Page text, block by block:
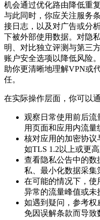
机会通过优化路由降低重
与此同时，你应关注服务
接日志，以及对广告或分
下被外部使用数据。对隐
明、对比独立评测与第三
账户安全选项以降低风险
助你更清晰地理解VPN或
任。
在实际操作层面，你可以
观察日常使用前后流
用页面和应用内流量
核对应用的加密协议
如TLS 1.2以上或更
查看隐私公告中的数
私、最小化数据采集
在可能的情况下，使
异常的流量峰值或未
如遇到疑问，参考权
免因误解条款而导致